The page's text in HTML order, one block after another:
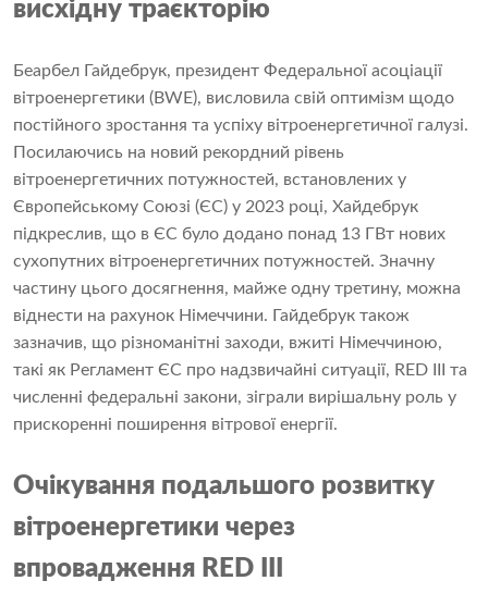
висхідну траєкторію
Беарбел Гайдебрук, президент Федеральної асоціації
вітроенергетики (BWE), висловила свій оптимізм щодо
постійного зростання та успіху вітроенергетичної галузі.
Посилаючись на новий рекордний рівень
вітроенергетичних потужностей, встановлених у
Європейському Союзі (ЄС) у 2023 році, Хайдебрук
підкреслив, що в ЄС було додано понад 13 ГВт нових
сухопутних вітроенергетичних потужностей. Значну
частину цього досягнення, майже одну третину, можна
віднести на рахунок Німеччини. Гайдебрук також
зазначив, що різноманітні заходи, вжиті Німеччиною,
такі як Регламент ЄС про надзвичайні ситуації, RED III та
численні федеральні закони, зіграли вирішальну роль у
прискоренні поширення вітрової енергії.
Очікування подальшого розвитку
вітроенергетики через
впровадження RED III